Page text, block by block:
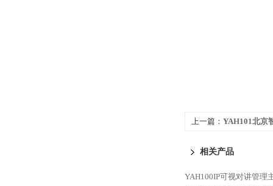
上一篇： YAH101北京
相关产品
YAH100IP可视对讲管理